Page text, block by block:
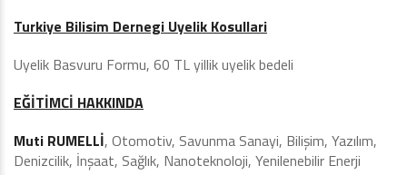
Turkiye Bilisim Dernegi Uyelik Kosullari
Uyelik Basvuru Formu, 60 TL yillik uyelik bedeli
EĞİTİMCİ HAKKINDA
Muti RUMELLİ, Otomotiv, Savunma Sanayi, Bilişim, Yazılım,
Denizcilik, İnşaat, Sağlık, Nanoteknoloji, Yenilenebilir Enerji